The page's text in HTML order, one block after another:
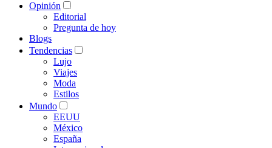
Opinión
Editorial
Pregunta de hoy
Blogs
Tendencias
Lujo
Viajes
Moda
Estilos
Mundo
EEUU
México
España